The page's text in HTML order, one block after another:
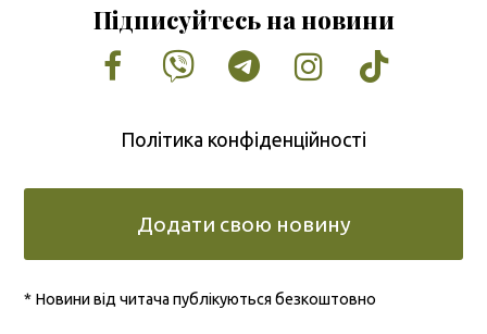
Підписуйтесь на новини
Facebook
VimeoTumblrInstagram
Tiktok
Політика конфіденційності
Додати свою новину
* Новини від читача публікуються безкоштовно